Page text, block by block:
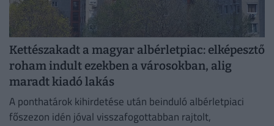
Kettészakadt a magyar albérletpiac: elképesztő
roham indult ezekben a városokban, alig
maradt kiadó lakás
A ponthatárok kihirdetése után beinduló albérletpiaci
főszezon idén jóval visszafogottabban rajtolt,